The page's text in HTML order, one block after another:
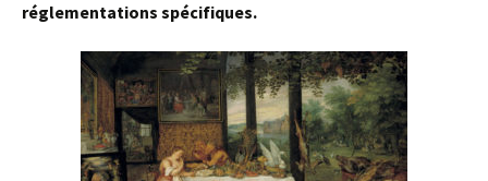
réglementations spécifiques.